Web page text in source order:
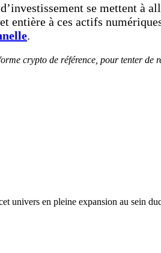
se mettent à
entière à ces actifs
.
crypto de référence, pour tenter de
univers en pleine expansion au sein